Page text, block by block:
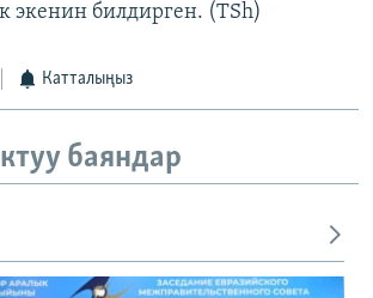
экенин билдирген. (TSh)
Катталыңыз
баяндар